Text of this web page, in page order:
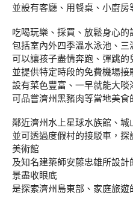
並設有客廳、用餐桌、小廚房
吃喝玩樂、採買、放鬆身心的
包括室內外四季溫水泳池、三
可以讓孩子盡情奔跑、彈跳的
並提供特定時段的免費機場接
設有菜色豐富、一早就能大啖
可品嘗濟州黑豬肉等當地美
鄰近濟州水上星球水族館、城
並可透過度假村的接駁車，
美術館
及知名建築師安藤忠雄所設
景盡收眼底
是探索濟州島東部、家庭旅遊